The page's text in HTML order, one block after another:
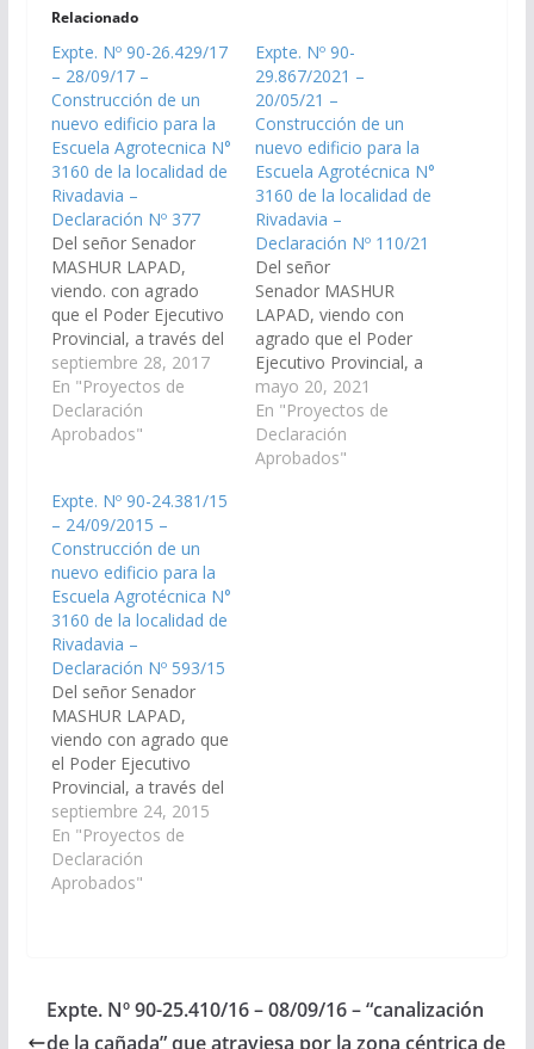
Relacionado
Expte. Nº 90-26.429/17
– 28/09/17 –
Construcción de un
nuevo edificio para la
Escuela Agrotecnica N°
3160 de la localidad de
Rivadavia –
Declaración Nº 377
Del señor Senador
MASHUR LAPAD,
viendo. con agrado
que el Poder Ejecutivo
Provincial, a través del
Ministerio de Hacienda
y Finanzas; Ministerio
de Infraestructura,
Tierra y Vivienda;
arbitren las medidas
necesarias, a los fines
que se incorpore en el
Presupuesto 2018 de
la Provincia; la…
septiembre 28, 2017
En "Proyectos de
Declaración
Aprobados"
Expte. Nº 90-
29.867/2021 –
20/05/21 –
Construcción de un
nuevo edificio para la
Escuela Agrotécnica N°
3160 de la localidad de
Rivadavia –
Declaración Nº 110/21
Del señor
Senador MASHUR
LAPAD, viendo con
agrado que el Poder
Ejecutivo Provincial, a
través del Ministerio de
Educación y UCEPE;
arbitren las medidas
necesarias, a los fines
mayo 20, 2021
En "Proyectos de
Declaración
Aprobados"
Expte. Nº 90-24.381/15
– 24/09/2015 –
Construcción de un
nuevo edificio para la
Escuela Agrotécnica N°
3160 de la localidad de
Rivadavia –
Declaración Nº 593/15
Del señor Senador
MASHUR LAPAD,
viendo con agrado que
el Poder Ejecutivo
Provincial, a través del
Ministerio de
Economía,
Infraestructura y
Servicios Públicos, y
incorpore en el
Presupuesto 2.016, la
septiembre 24, 2015
En "Proyectos de
Declaración
Aprobados"
Expte. Nº 90-25.410/16 – 08/09/16 – “canalización
de la cañada” que atraviesa por la zona céntrica de